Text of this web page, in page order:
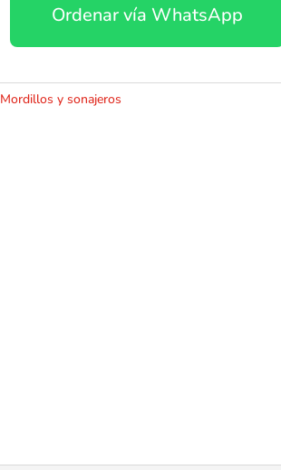
Ordenar vía WhatsApp
Mordillos y sonajeros